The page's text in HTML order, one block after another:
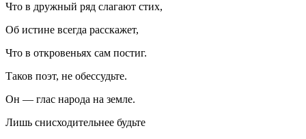
Что в дружный ряд слагают стих,
Об истине всегда расскажет,
Что в откровеньях сам постиг.
Таков поэт, не обессудьте.
Он — глас народа на земле.
Лишь снисходительнее будьте